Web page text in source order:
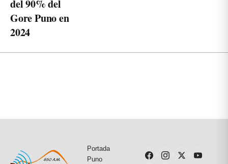
del 90% del
Gore Puno en
2024
Portada
Puno